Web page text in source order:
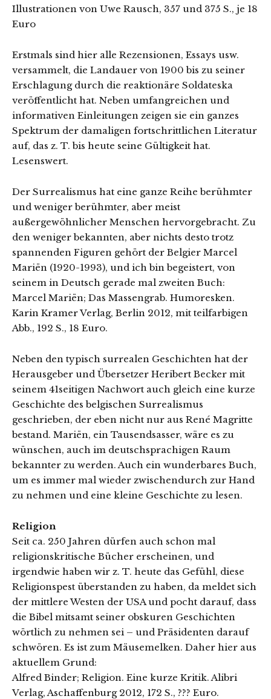
Illustrationen von Uwe Rausch, 357 und 375 S., je 18
Euro
Erstmals sind hier alle Rezensionen, Essays usw.
versammelt, die Landauer von 1900 bis zu seiner
Erschlagung durch die reaktionäre Soldateska
veröffentlicht hat. Neben umfangreichen und
informativen Einleitungen zeigen sie ein ganzes
Spektrum der damaligen fortschrittlichen Literatur
auf, das z. T. bis heute seine Gültigkeit hat.
Lesenswert.
Der Surrealismus hat eine ganze Reihe berühmter
und weniger berühmter, aber meist
außergewöhnlicher Menschen hervorgebracht. Zu
den weniger bekannten, aber nichts desto trotz
spannenden Figuren gehört der Belgier Marcel
Mariën (1920-1993), und ich bin begeistert, von
seinem in Deutsch gerade mal zweiten Buch:
Marcel Mariën; Das Massengrab. Humoresken.
Karin Kramer Verlag, Berlin 2012, mit teilfarbigen
Abb., 192 S., 18 Euro.
Neben den typisch surrealen Geschichten hat der
Herausgeber und Übersetzer Heribert Becker mit
seinem 41seitigen Nachwort auch gleich eine kurze
Geschichte des belgischen Surrealismus
geschrieben, der eben nicht nur aus René Magritte
bestand. Mariën, ein Tausendsasser, wäre es zu
wünschen, auch im deutschsprachigen Raum
bekannter zu werden. Auch ein wunderbares Buch,
um es immer mal wieder zwischendurch zur Hand
zu nehmen und eine kleine Geschichte zu lesen.
Religion
Seit ca. 250 Jahren dürfen auch schon mal
religionskritische Bücher erscheinen, und
irgendwie haben wir z. T. heute das Gefühl, diese
Religionspest überstanden zu haben, da meldet sich
der mittlere Westen der USA und pocht darauf, dass
die Bibel mitsamt seiner obskuren Geschichten
wörtlich zu nehmen sei – und Präsidenten darauf
schwören. Es ist zum Mäusemelken. Daher hier aus
aktuellem Grund:
Alfred Binder; Religion. Eine kurze Kritik. Alibri
Verlag, Aschaffenburg 2012, 172 S., ??? Euro.